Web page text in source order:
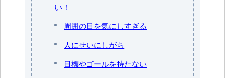
い！
周囲の目を気にしすぎる
人にせいにしがち
目標やゴールを持たない